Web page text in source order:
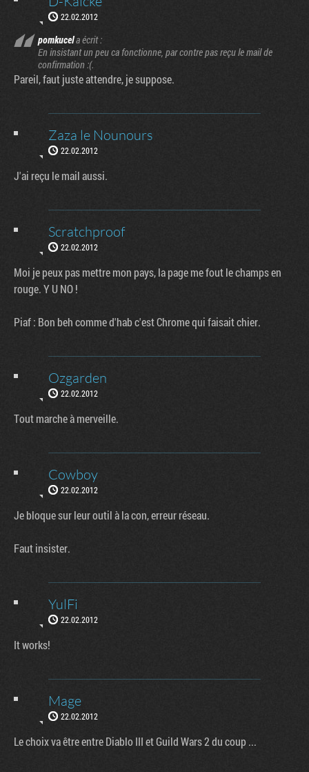
22.02.2012
pomkucela écrit :
En insistant un peu ca fonctionne, par contre pas reçu le mail de
confirmation :(.
Pareil, faut juste attendre, je suppose.
Zaza le Nounours
22.02.2012
J'ai reçu le mail aussi.
Scratchproof
22.02.2012
Moi je peux pas mettre mon pays, la page me fout le champs en
rouge. Y U NO !
Piaf : Bon beh comme d'hab c'est Chrome qui faisait chier.
Ozgarden
22.02.2012
Tout marche à merveille.
Cowboy
22.02.2012
Je bloque sur leur outil à la con, erreur réseau.
Faut insister.
YulFi
22.02.2012
It works!
Mage
22.02.2012
Le choix va être entre Diablo III et Guild Wars 2 du coup ...